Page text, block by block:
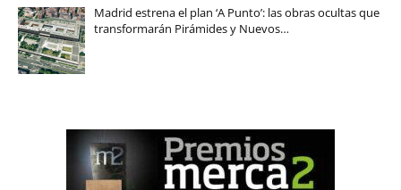
Madrid estrena el plan ‘A Punto’: las obras ocultas que
transformarán Pirámides y Nuevos…